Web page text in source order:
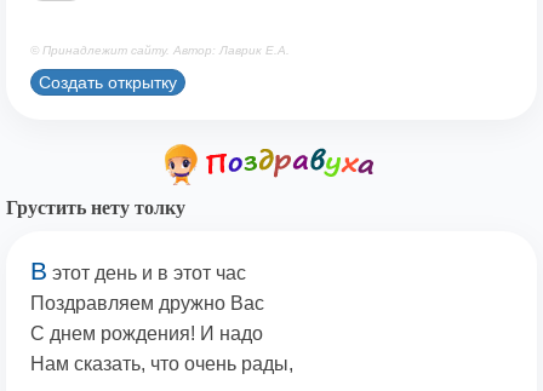
© Принадлежит сайту. Автор: Лаврик Е.А.
Создать открытку
Грустить нету толку
В этот день и в этот час
Поздравляем дружно Вас
С днем рождения! И надо
Нам сказать, что очень рады,